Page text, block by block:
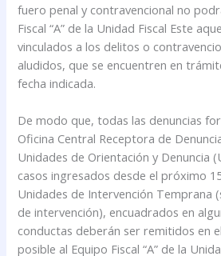
fuero penal y contravencional no
Fiscal “A” de la Unidad Fiscal Este
vinculados a los delitos o
aludidos, que se encuentren en
fecha indicada.
De modo que, todas las denuncias
Oficina Central Receptora de
Unidades de Orientación y Denuncia
casos ingresados desde el próximo
Unidades de Intervención Temprana
de intervención), encuadrados en
conductas deberán ser remitidos en
posible al Equipo Fiscal “A” de la